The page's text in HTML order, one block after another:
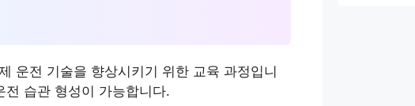
운전 기술을 향상시키기 위한 교육 과정입니
습관 형성이 가능합니다.